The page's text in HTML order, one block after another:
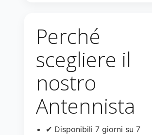
Perché
scegliere il
nostro
Antennista
✔ Disponibili 7 giorni su 7